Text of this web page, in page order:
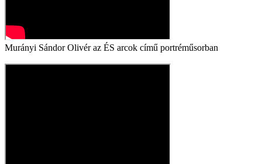
Murányi Sándor Olivér az ÉS arcok című portréműsorban